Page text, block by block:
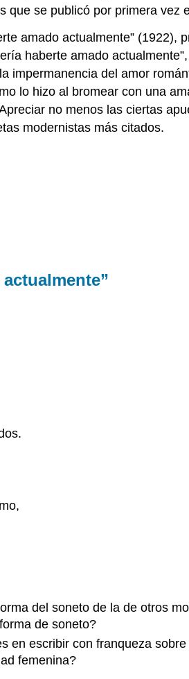
que se publicó por primera vez
amado actualmente”
haberte amado
impermanencia del amor
lo hizo al bromear con una
no menos las ciertas
modernistas más citados.
del soneto de la de otros
de soneto?
en escribir con franqueza
femenina?